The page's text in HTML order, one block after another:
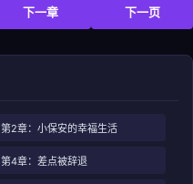
下一章 下一页
第2章：小保安的幸福生活
第4章：差点被辞退